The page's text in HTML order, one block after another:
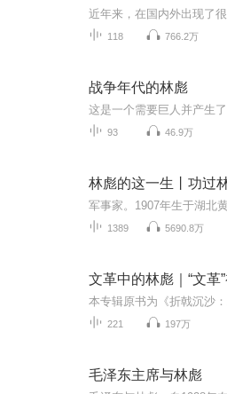
118 766.2万
战争年代的林彪
93 46.9万
1389 5690.8万
221 197万
毛泽东主席与林彪